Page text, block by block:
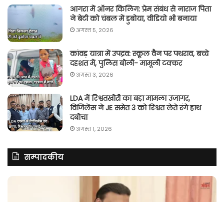
आगरा में ऑनर किलिग़: प्रेम संबंध से नाराज पिता
ने बेटी को चंबल में डुबोया, वीडियो भी बनाया
अगस्त 5, 2026
कांवड़ यात्रा में उपद्रव: स्कूल वैन पर पथराव, बच्चे
दहशत में, पुलिस बोली- मामूली टक्कर
अगस्त 3, 2026
LDA में रिश्वतखोरी का बड़ा मामला उजागर,
विजिलेंस ने JE समेत 3 को रिश्वत लेते रंगे हाथ
दबोचा
अगस्त 1, 2026
सम्पादकीय